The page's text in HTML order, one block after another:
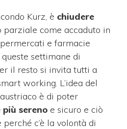
Kurz, è chiudere
parziale come accaduto in
e farmacie
settimane di
il resto si invita tutti a
working. L’idea del
è di poter
sereno e sicuro e ciò
c’è la volontà di